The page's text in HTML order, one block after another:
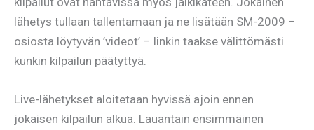
lähetys tullaan tallentamaan ja ne lisätään SM-2009 –
osiosta löytyvän ’videot’ – linkin taakse välittömästi
kunkin kilpailun päätyttyä.
Live-lähetykset aloitetaan hyvissä ajoin ennen
jokaisen kilpailun alkua. Lauantain ensimmäinen